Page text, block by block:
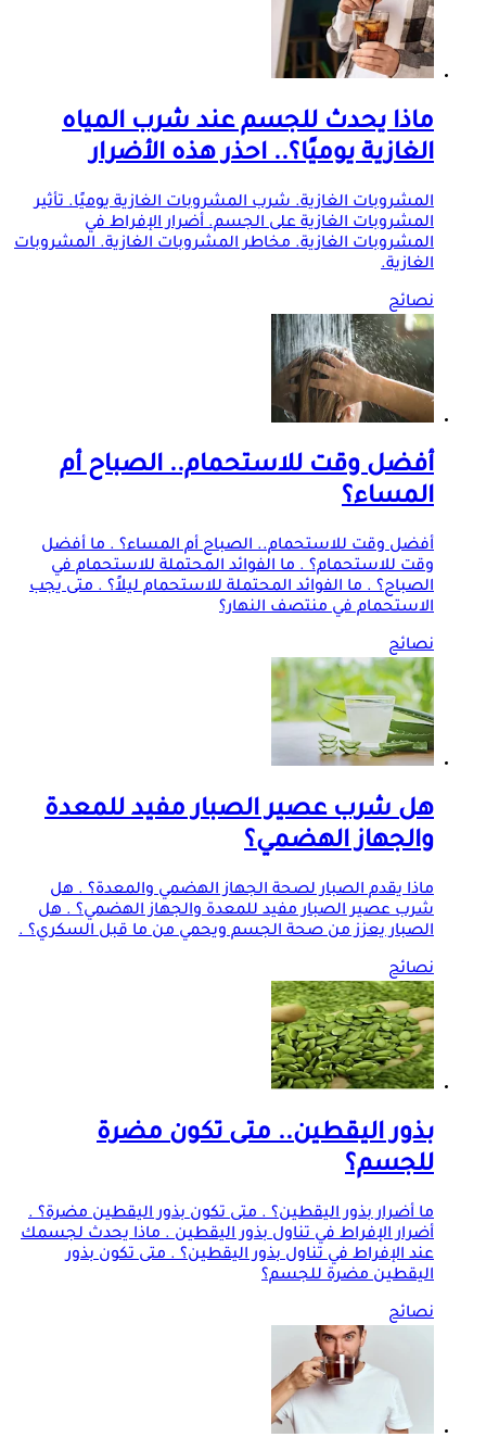
ماذا يحدث للجسم عند شرب المياه
الغازية يوميًا؟.. احذر هذه الأضرار
المشروبات الغازية. شرب المشروبات الغازية يوميًا. تأثير
المشروبات الغازية على الجسم. أضرار الإفراط في
المشروبات الغازية. مخاطر المشروبات الغازية. المشروبات
الغازية.
نصائح
أفضل وقت للاستحمام.. الصباح أم
المساء؟
أفضل وقت للاستحمام.. الصباح أم المساء؟ . ما أفضل
وقت للاستحمام؟ . ما الفوائد المحتملة للاستحمام في
الصباح؟ . ما الفوائد المحتملة للاستحمام ليلاً؟ . متى يجب
الاستحمام في منتصف النهار؟
نصائح
هل شرب عصير الصبار مفيد للمعدة
والجهاز الهضمي؟
ماذا يقدم الصبار لصحة الجهاز الهضمي والمعدة؟ . هل
شرب عصير الصبار مفيد للمعدة والجهاز الهضمي؟ . هل
الصبار يعزز من صحة الجسم ويحمي من ما قبل السكري؟ .
نصائح
بذور اليقطين.. متى تكون مضرة
للجسم؟
ما أضرار بذور اليقطين؟ . متى تكون بذور اليقطين مضرة؟ .
أضرار الإفراط في تناول بذور اليقطين . ماذا يحدث لجسمك
عند الإفراط في تناول بذور اليقطين؟ . متى تكون بذور
اليقطين مضرة للجسم؟
نصائح